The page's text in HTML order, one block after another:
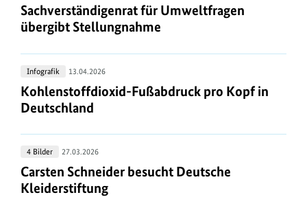
Bau:
Sachverständigenrat
Umweltfragen
übergibt
Stellungnahme
Sachverständigenrat für Umweltfragen
übergibt Stellungnahme
Kohlenstoffdioxid-
Fußabdruck
pro
in
Deutschland
Infografik 13.04.2026
Kohlenstoffdioxid-Fußabdruck pro Kopf in
Kohlenstoffdioxid-Fußabdruck pro Kopf in
Deutschland
Carsten
Schneider
besucht
4 Bilder 27.03.2026
Carsten Schneider besucht Deutsche
Carsten Schneider besucht Deutsche
Kleiderstiftung